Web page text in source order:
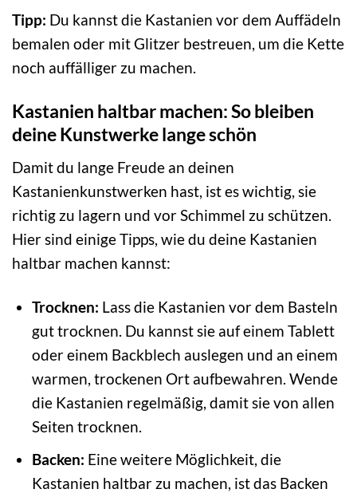
Tipp: Du kannst die Kastanien vor dem Auffädeln
bemalen oder mit Glitzer bestreuen, um die Kette
noch auffälliger zu machen.
Kastanien haltbar machen: So bleiben
deine Kunstwerke lange schön
Damit du lange Freude an deinen
Kastanienkunstwerken hast, ist es wichtig, sie
richtig zu lagern und vor Schimmel zu schützen.
Hier sind einige Tipps, wie du deine Kastanien
haltbar machen kannst:
Trocknen: Lass die Kastanien vor dem Basteln
gut trocknen. Du kannst sie auf einem Tablett
oder einem Backblech auslegen und an einem
warmen, trockenen Ort aufbewahren. Wende
die Kastanien regelmäßig, damit sie von allen
Seiten trocknen.
Backen: Eine weitere Möglichkeit, die
Kastanien haltbar zu machen, ist das Backen